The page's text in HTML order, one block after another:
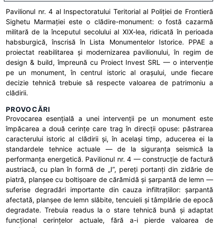
Pavilionul nr. 4 al Inspectoratului Teritorial al Poliției de Frontieră
Sighetu Marmației este o clădire-monument: o fostă cazarmă
militară de la începutul secolului al XIX-lea, ridicată în perioada
habsburgică, înscrisă în Lista Monumentelor Istorice. PPAE a
proiectat reabilitarea și modernizarea pavilionului, în regim de
design & build, împreună cu Proiect Invest SRL — o intervenție
pe un monument, în centrul istoric al orașului, unde fiecare
decizie tehnică trebuie să respecte valoarea de patrimoniu a
clădirii.
PROVOCĂRI
Provocarea esențială a unei intervenții pe un monument este
împăcarea a două cerințe care trag în direcții opuse: păstrarea
caracterului istoric al clădirii și, în același timp, aducerea ei la
standardele tehnice actuale — de la siguranța seismică la
performanța energetică. Pavilionul nr. 4 — construcție de factură
austriacă, cu plan în formă de „I”, pereți portanți din zidărie de
piatră, planșee cu boltișoare de cărămidă și șarpantă de lemn —
suferise degradări importante din cauza infiltrațiilor: șarpantă
afectată, planșee de lemn slăbite, tencuieli și tâmplărie de epocă
degradate. Trebuia readus la o stare tehnică bună și adaptat
funcțional cerințelor actuale, fără a-i pierde valoarea de